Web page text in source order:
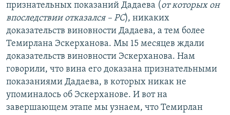
признательных показаний Дадаева (от которых он
впоследствии отказался – РС), никаких
доказательств виновности Дадаева, а тем более
Темирлана Эскерханова. Мы 15 месяцев ждали
доказательств виновности Эскерханова. Нам
говорили, что вина его доказана признательными
показаниями Дадаева, в которых никак не
упоминалось об Эскерханове. И вот на
завершающем этапе мы узнаем, что Темирлан